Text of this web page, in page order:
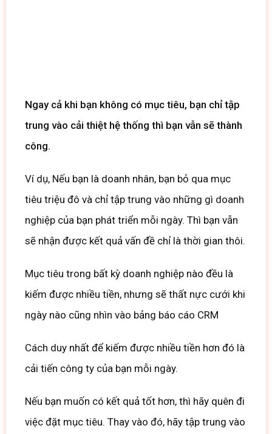
Ngay cả khi bạn không có mục tiêu, bạn chỉ tập
trung vào cải thiệt hệ thống thì bạn vẫn sẽ thành
công.
Ví dụ, Nếu bạn là doanh nhân, bạn bỏ qua mục
tiêu triệu đô và chỉ tập trung vào những gì doanh
nghiệp của bạn phát triển mỗi ngày. Thì bạn vẫn
sẽ nhận được kết quả vấn đề chỉ là thời gian thôi.
Mục tiêu trong bất kỳ doanh nghiệp nào đều là
kiếm được nhiều tiền, nhưng sẽ thất nực cưới khi
ngày nào cũng nhìn vào bảng báo cáo CRM
Cách duy nhất để kiếm được nhiều tiền hơn đó là
cải tiến công ty của bạn mỗi ngày.
Nếu bạn muốn có kết quả tốt hơn, thì hãy quên đi
việc đặt mục tiêu. Thay vào đó, hãy tập trung vào